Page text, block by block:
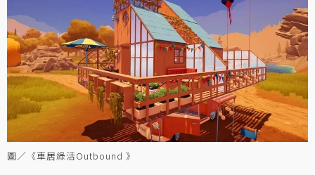
圖／《車居綠活Outbound 》